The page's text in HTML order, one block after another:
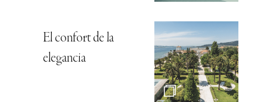
El confort de la
elegancia